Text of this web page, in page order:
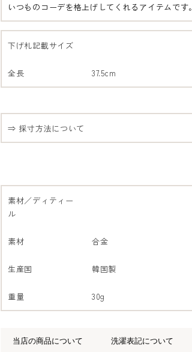
B1
いつものコーデを格上げしてくれるアイテムです。
下げ札記載サイズ
全長 37.5cm
⇒ 採寸方法について
素材／ディティー
ル
素材 合金
生産国 韓国製
重量 30g